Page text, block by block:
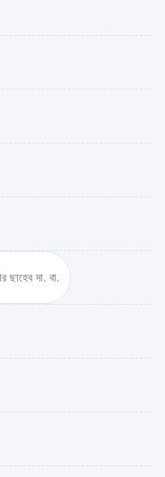
ছাহেব দা. বা.